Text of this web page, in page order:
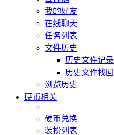
我的好友
在线聊天
任务列表
文件历史
历史文件记录
历史文件找回
浏览历史
硬币相关
硬币兑换
装扮列表